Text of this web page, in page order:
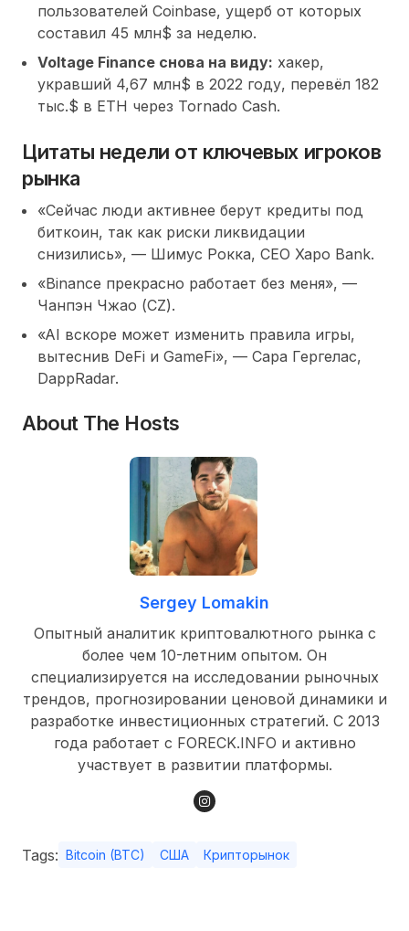
пользователей Coinbase, ущерб от которых
составил 45 млн$ за неделю.
Voltage Finance снова на виду: хакер,
укравший 4,67 млн$ в 2022 году, перевёл 182
тыс.$ в ETH через Tornado Cash.
Цитаты недели от ключевых игроков
рынка
«Сейчас люди активнее берут кредиты под
биткоин, так как риски ликвидации
снизились», — Шимус Рокка, CEO Xapo Bank.
«Binance прекрасно работает без меня», —
Чанпэн Чжао (CZ).
«AI вскоре может изменить правила игры,
вытеснив DeFi и GameFi», — Сара Гергелас,
DappRadar.
About The Hosts
Sergey Lomakin
Опытный аналитик криптовалютного рынка с
более чем 10-летним опытом. Он
специализируется на исследовании рыночных
трендов, прогнозировании ценовой динамики и
разработке инвестиционных стратегий. С 2013
года работает с FORECK.INFO и активно
участвует в развитии платформы.
Tags: Bitcoin (BTC) США Крипторынок